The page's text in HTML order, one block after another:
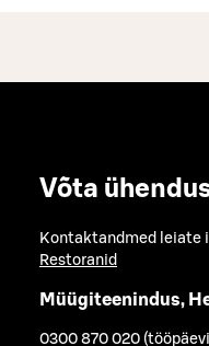
Võta
Kontaktandmed leiate
Restoranid
Müügiteenindus,
0300 870 020